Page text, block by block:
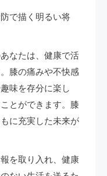
で描く明るい将
なたは、健康で活
膝の痛みや不快感
味を存分に楽し
とができます。膝
に充実した未来が
を取り入れ、健康